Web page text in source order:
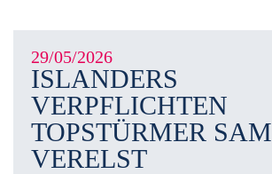
29/05/2026
ISLANDERS
VERPFLICHTEN
TOPSTÜRMER SAM
VERELST